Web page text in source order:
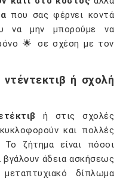
που σας φέρνει κοντά
να μην μπορούμε να
🌟 σε σχέση με τον
ή σχολή
ή στις σχολές
και πολλές
ζήτημα είναι πόσοι
άδεια ασκήσεως
δίπλωμα